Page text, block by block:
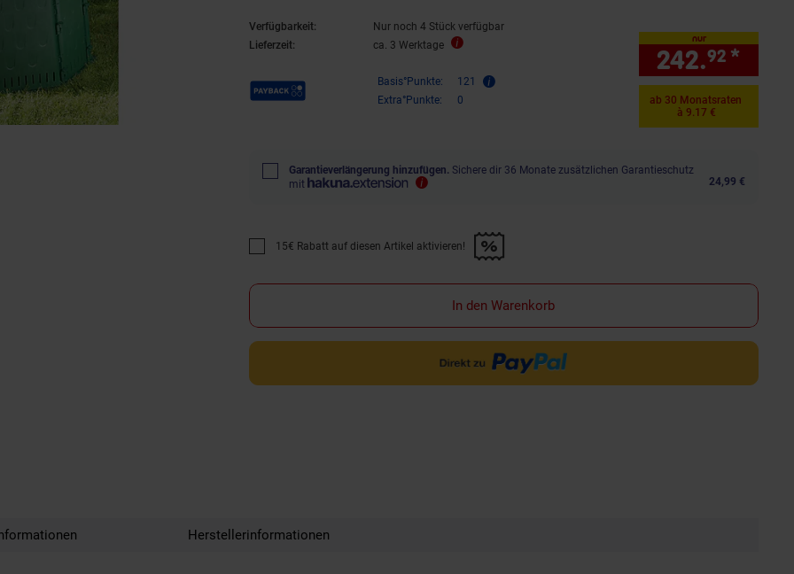
Verfügbarkeit:
Nur noch 4 Stück verfügbar
Lieferzeit:
ca. 3 Werktage
Payback Punkte Basis°Punkte:
121
Extra°Punkte:
0
nur
242.92 *
ab 30 Monatsraten
à 9.17 €
Garantieverlängerung hinzufügen. Sichere dir 36 Monate zusätzlichen Garantieschutz
mit
24,99 €
Promotion "15€ Rabatt auf diesen Artikel aktivieren!" anwenden
15€ Rabatt auf diesen Artikel aktivieren!
In den Warenkorb
Herstellerinformationen